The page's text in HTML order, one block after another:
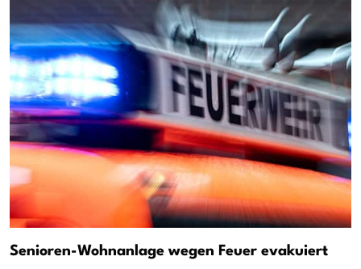
Senioren-Wohnanlage wegen Feuer evakuiert